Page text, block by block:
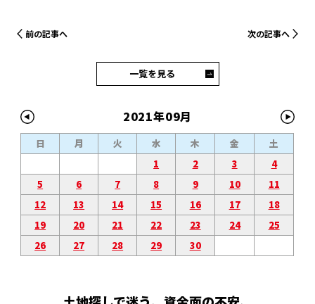
前の記事へ
一覧を見る
次の記事へ
2021年09月
日 月 火 水 木 金
土
1
2 3
4
5
6 7 8 9 10
11
12
13 14 15 16 17
18
19
20 21 22 23 24
25
26
27 28 29 30